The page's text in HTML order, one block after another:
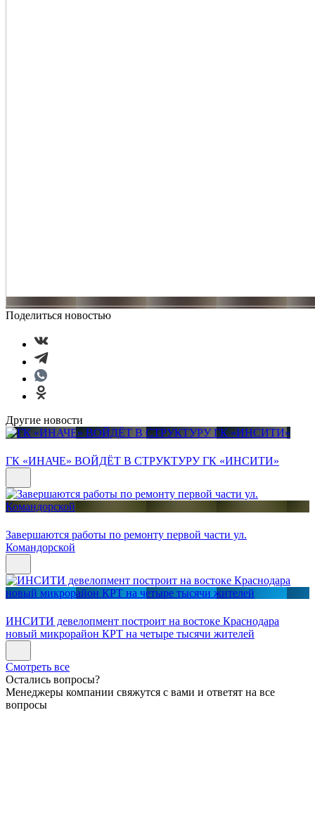
Поделиться новостью
Другие новости
ГК «ИНАЧЕ» ВОЙДЁТ В СТРУКТУРУ ГК «ИНСИТИ»
Завершаются работы по ремонту первой части ул.
Командорской
ИНСИТИ девелопмент построит на востоке Краснодара
новый микрорайон КРТ на четыре тысячи жителей
Смотреть все
Остались вопросы?
Менеджеры компании свяжутся с вами и ответят на все
вопросы